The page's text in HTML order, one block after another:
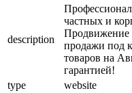
description
частных и
Продвижение
продажи под
товаров на
гарантией!
type
website